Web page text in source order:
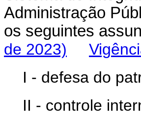
Administração
os seguintes
de 2023)
I - defesa do
II - controle